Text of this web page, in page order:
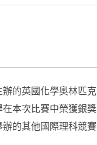
的英國化學奧林匹
本次比賽中榮獲銀
的其他國際理科競